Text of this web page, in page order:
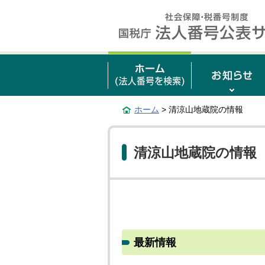
ホーム > 清涼山地蔵院の情報
清涼山地蔵院の情報
最新情報